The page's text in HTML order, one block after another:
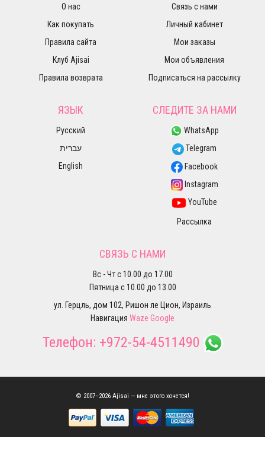
О нас
Как покупать
Правила сайта
Клуб Ajisai
Правила возврата
Связь с нами
Личный кабинет
Мои заказы
Мои объявления
Подписаться на рассылку
ЯЗЫК
Русский
עברית
English
СЛЕДИТЕ ЗА НАМИ
WhatsApp
Telegram
Facebook
Instagram
YouTube
Рассылка
СВЯЗЬ С НАМИ
Вс - Чт с 10.00 до 17.00
Пятница с 10.00 до 13.00
ул. Герцль, дом 102, Ришон ле Цион, Израиль
Навигация Waze Google
Телефон: +972-54-4511490
© 2007–2026 Ajisai — мне этого хочется!